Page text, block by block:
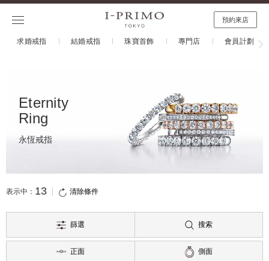
預約來店
求婚戒指 結婚戒指 珠寶首飾 專門店 會員計劃
Eternity
Ring
永恆戒指
表示中： 13 清除條件
篩選 搜索
正面 側面